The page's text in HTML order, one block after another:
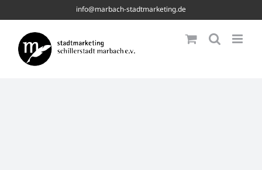
to
content
info@marbach-stadtmarketing.de